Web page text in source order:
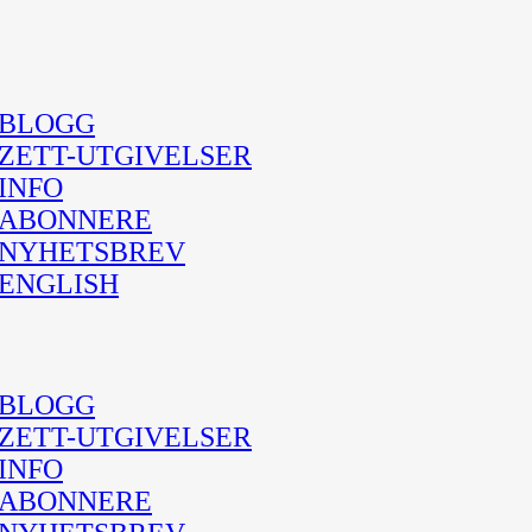
UTGIVELSER
UTGIVELSER